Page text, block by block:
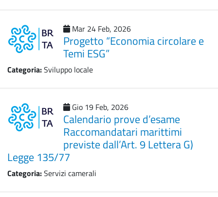
Mar 24 Feb, 2026
Progetto “Economia circolare e
Temi ESG”
Categoria:Sviluppo locale
Gio 19 Feb, 2026
Calendario prove d’esame
Raccomandatari marittimi
previste dall’Art. 9 Lettera G)
Legge 135/77
Categoria:Servizi camerali